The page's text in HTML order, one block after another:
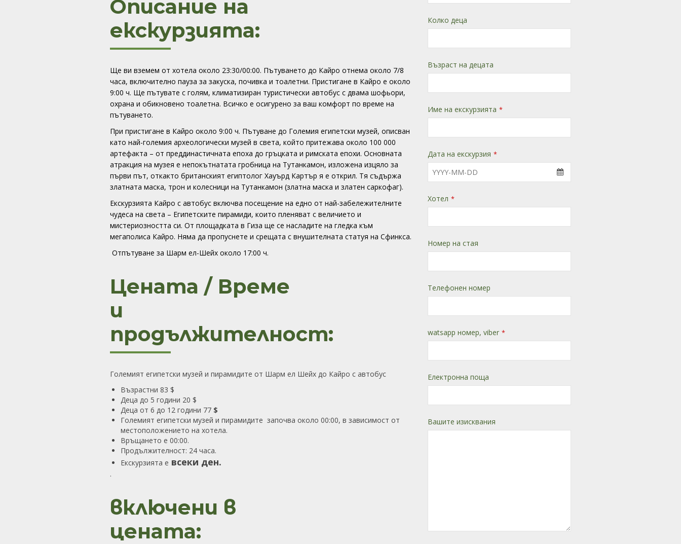
Описание на
екскурзията:
Ще ви вземем от хотела около 23:30/00:00. Пътуването до Кайро отнема около 7/8
часа, включително пауза за закуска, почивка и тоалетни. Пристигане в Кайро е около
9:00 ч. Ще пътувате с голям, климатизиран туристически автобус с двама шофьори,
охрана и обикновено тоалетна. Всичко е осигурено за ваш комфорт по време на
пътуването.
При пристигане в Кайро около 9:00 ч. Пътуване до Големия египетски музей, описван
като най-големия археологически музей в света, който притежава около 100 000
артефакта – от преддинастичната епоха до гръцката и римската епохи. Основната
атракция на музея е непокътнатата гробница на Тутанкамон, изложена изцяло за
първи път, откакто британският египтолог Хауърд Картър я е открил. Тя съдържа
златната маска, трон и колесници на Тутанкамон (златна маска и златен саркофаг).
Екскурзията Кайро с автобус включва посещение на едно от най-забележителните
чудеса на света – Египетските пирамиди, които пленяват с величието и
мистериозността си. От площадката в Гиза ще се насладите на гледка към
мегаполиса Кайро. Няма да пропуснете и срещата с внушителната статуя на Сфинкса.
Отпътуване за Шарм ел-Шейх около 17:00 ч.
Цената / Време
и
продължителност:
Големият египетски музей и пирамидите от Шарм ел Шейх до Кайро с автобус
Възрастни 83 $
Деца до 5 години 20 $
Деца от 6 до 12 години 77 $
Големият египетски музей и пирамидите започва около 00:00, в зависимост от
местоположението на хотела.
Връщането е 00:00.
Продължителност: 24 часа.
Екскурзията e всеки ден.
.
включени в
цената:
Колко деца
Възраст на децата
Име на екскурзията *
Дата на екскурзия *
Хотел *
Номер на стая
Телефонен номер
watsapp номер, viber *
Електронна поща
Вашите изисквания